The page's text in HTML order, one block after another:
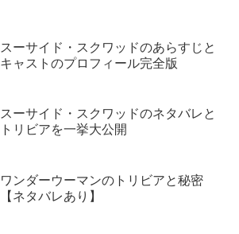
スーサイド・スクワッドのあらすじと
キャストのプロフィール完全版
スーサイド・スクワッドのネタバレと
トリビアを一挙大公開
ワンダーウーマンのトリビアと秘密
【ネタバレあり】